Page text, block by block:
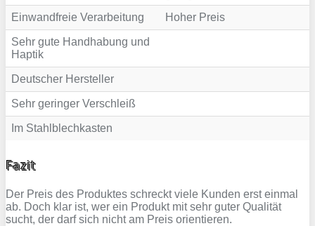
Einwandfreie Verarbeitung Hoher Preis
Sehr gute Handhabung und
Haptik
Deutscher Hersteller
Sehr geringer Verschleiß
Im Stahlblechkasten
Fazit
Der Preis des Produktes schreckt viele Kunden erst einmal
ab. Doch klar ist, wer ein Produkt mit sehr guter Qualität
sucht, der darf sich nicht am Preis orientieren.